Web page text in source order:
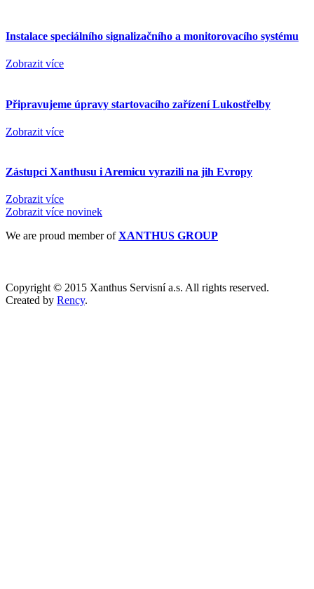
Instalace speciálního signalizačního a monitorovacího systému
Zobrazit více
Připravujeme úpravy startovacího zařízení Lukostřelby
Zobrazit více
Zástupci Xanthusu i Aremicu vyrazili na jih Evropy
Zobrazit více
Zobrazit více novinek
We are proud member ofXANTHUS GROUP
Copyright © 2015 Xanthus Servisní a.s. All rights reserved.
Created by Rency.